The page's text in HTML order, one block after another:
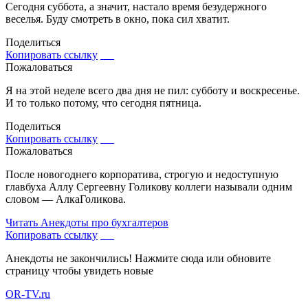
Сегодня суббота, а значит, настало время безудержного
веселья. Буду смотреть в окно, пока сил хватит.
Поделиться
Копировать ссылку
Пожаловаться
Я на этой неделе всего два дня не пил: субботу и воскресенье.
И то только потому, что сегодня пятница.
Поделиться
Копировать ссылку
Пожаловаться
После новогоднего корпоратива, строгую и недоступную
главбуха Аллу Сергеевну Голикову коллеги называли одним
словом — АлкаГоликова.
Читать Анекдоты про бухгалтеров
Копировать ссылку
Анекдоты не закончились! Нажмите сюда или обновите
страницу чтобы увидеть новые
OR-TV.ru